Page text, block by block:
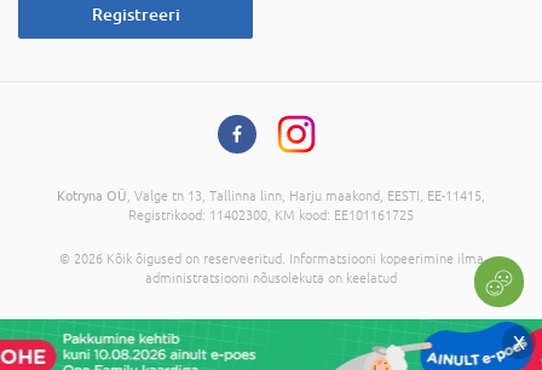
Ostukorvi
X
Registreeri
Kotryna OÜ , Valge tn 13, Tallinna linn, Harju maakond, EESTI, EE-11415,
Registrikood: 11402300, KM kood: EE101161725
© 2026 Kõik õigused on reserveeritud. Informatsiooni kopeerimine ilma
administratsiooni nõusolekuta on keelatud